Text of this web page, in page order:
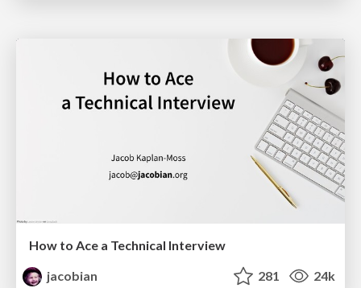
How to Ace a Technical Interview
jacobian
281 24k